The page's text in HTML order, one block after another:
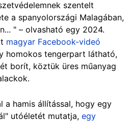
szentelt
a spanyolországi Malagában,
" – olvasható egy 2024.
magyar Facebook-videó
homokos tengerpart látható,
borít, köztük üres műanyag
a hamis állítással, hogy egy
utóéletét mutatja, egy